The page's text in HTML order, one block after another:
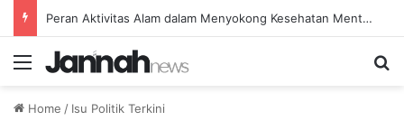
Peran Aktivitas Alam dalam Menyokong Kesehatan Mental dan Menenangkan Pikiran di Masa Sulit
Menu
Home / Isu Politik Terkini